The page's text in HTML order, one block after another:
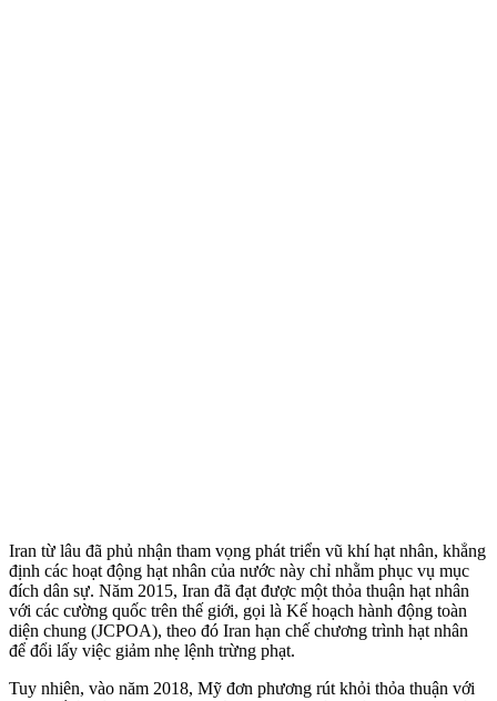
Iran từ lâu đã phủ nhận tham vọng phát triển vũ khí hạt nhân, khẳng
định các hoạt động hạt nhân của nước này chỉ nhằm phục vụ mục
đích dân sự. Năm 2015, Iran đã đạt được một thỏa thuận hạt nhân
với các cường quốc trên thế giới, gọi là Kế hoạch hành động toàn
diện chung (JCPOA), theo đó Iran hạn chế chương trình hạt nhân
để đổi lấy việc giảm nhẹ lệnh trừng phạt.
Tuy nhiên, vào năm 2018, Mỹ đơn phương rút khỏi thỏa thuận với